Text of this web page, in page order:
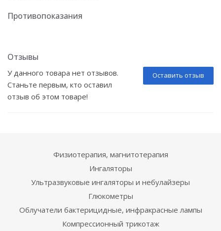
Противопоказания
Отзывы
Оставить отзыв
У данного товара нет отзывов.
Станьте первым, кто оставил
отзыв об этом товаре!
Физиотерапия, магнитотерапия
Ингаляторы
Ультразвуковые ингаляторы и небулайзеры
Глюкометры
Облучатели бактерицидные, инфракрасные лампы
Компрессионный трикотаж